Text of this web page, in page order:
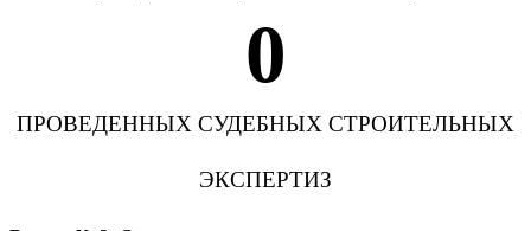
0
ПРОВЕДЕННЫХ СУДЕБНЫХ СТРОИТЕЛЬНЫХ
ЭКСПЕРТИЗ